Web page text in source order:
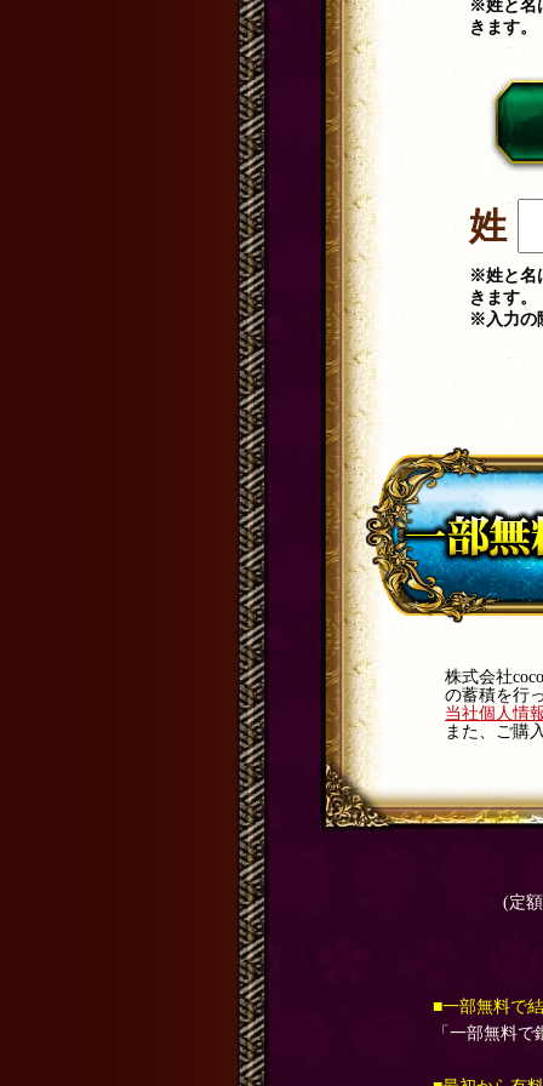
※姓と名
きます。
姓
※姓と名
きます。
※入力の
株式会社
の蓄積を行
当社個人情
また、ご購
(定
■一部無料で
「一部無料